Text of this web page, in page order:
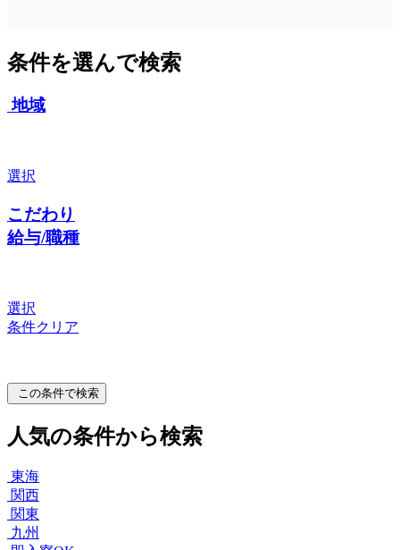
条件を選んで検索
地域
選択
こだわり
給与/職種
選択
条件クリア
この条件で検索
人気の条件から検索
東海
関西
関東
九州